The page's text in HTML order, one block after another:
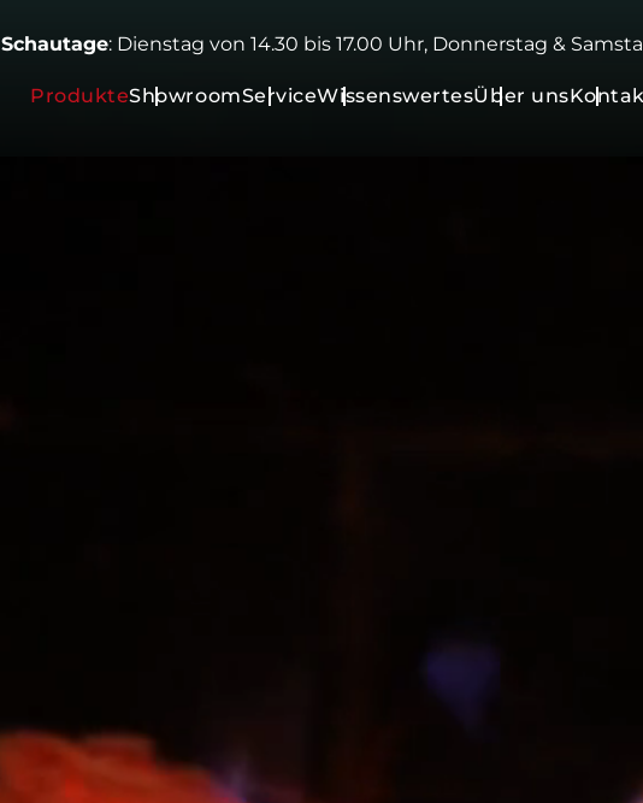
Schautage: Dienstag von 14.30 bis 17.00 Uhr, Donnerstag &
ProdukteShowroomServiceWissenswertesÜber uns